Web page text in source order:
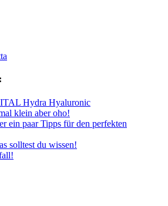
Hydra Hyaluronic
klein aber oho!
ein paar Tipps für den perfekten
solltest du wissen!